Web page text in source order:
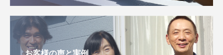
お客様の声と実例